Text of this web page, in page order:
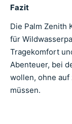
Fazit
Die Palm Zenith
für
Tragekomfort
Abenteuer, bei
wollen, ohne
müssen.